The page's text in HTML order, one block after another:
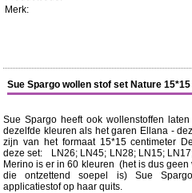
Merk:
Sue Spargo wollen stof set Nature 15*15
Sue Spargo heeft ook wollenstoffen
dezelfde kleuren als het garen Ellana -
zijn van het formaat 15*15 centimeter
deze set: LN26; LN45; LN28; LN15;
Merino is er in 60 kleuren (het is dus
die ontzettend soepel is) Sue
applicatiestof op haar quits.